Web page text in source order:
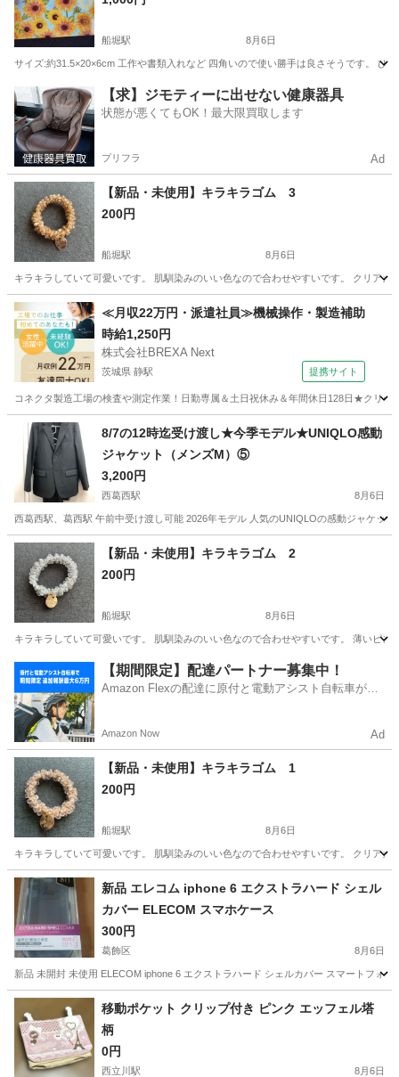
船堀駅 8月6日
サイズ:約31.5×20×6cm 工作や書類入れなど 四角いので使い勝手は良さそうです。 ひ
東京 江戸川区 船堀駅 その他 ヨックモック
【求】ジモティーに出せない健康器具
状態が悪くてもOK！最大限買取します
プリフラ Ad
【新品・未使用】キラキラゴム 3
200円
船堀駅 8月6日
キラキラしていて可愛いです。 肌馴染みのいい色なので合わせやすいです。 クリアカ
東京 江戸川区 船堀駅 その他 ゴム
≪月収22万円・派遣社員≫機械操作・製造補助
時給1,250円
株式会社BREXA Next
茨城県 静駅 提携サイト
コネクタ製造工場の検査や測定作業！日勤専属＆土日祝休み＆年間休日128日★クリ
茨城 常陸大宮市 静駅 その他
8/7の12時迄受け渡し★今季モデル★UNIQLO感動
ジャケット（メンズM）⑤
3,200円
西葛西駅 8月6日
西葛西駅、葛西駅 午前中受け渡し可能 2026年モデル 人気のUNIQLOの感動ジャケッ
東京 江戸川区 西葛西駅 その他 UNIQLO
【新品・未使用】キラキラゴム 2
200円
船堀駅 8月6日
キラキラしていて可愛いです。 肌馴染みのいい色なので合わせやすいです。 薄いピン
船堀駅 その他 ゴム
【期間限定】配達パートナー募集中！
Amazon Flexの配達に原付と電動アシスト自転車が登
Amazon Now Ad
【新品・未使用】キラキラゴム 1
200円
船堀駅 8月6日
キラキラしていて可愛いです。 肌馴染みのいい色なので合わせやすいです。 クリアカ
東京 江戸川区 船堀駅
新品 エレコム iphone 6 エクストラハード シェル
カバー ELECOM スマホケース
300円
葛飾区 8月6日
新品 未開封 未使用 ELECOM iphone 6 エクストラハード シェルカバー スマートフォ
東京 葛飾区 その他 ELECOM
移動ポケット クリップ付き ピンク エッフェル塔
柄
0円
西立川駅 8月6日